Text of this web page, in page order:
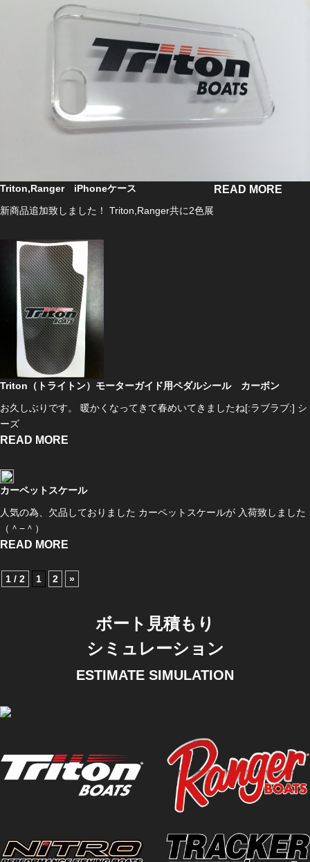
Triton,Ranger iPhoneケース
新商品追加致しました！ Triton,Ranger共に2色展
READ MORE
Triton（トライトン）モーターガイド用ペダルシール カーボン
お久しぶりです。 暖かくなってきて春めいてきましたね[:ラブラブ:] シ
ーズ
READ MORE
カーペットスケール
人気の為、欠品しておりました カーペットスケールが 入荷致しました
（＾−＾）
READ MORE
1 / 2 1 2 »
ボート見積もり
シミュレーション
ESTIMATE SIMULATION